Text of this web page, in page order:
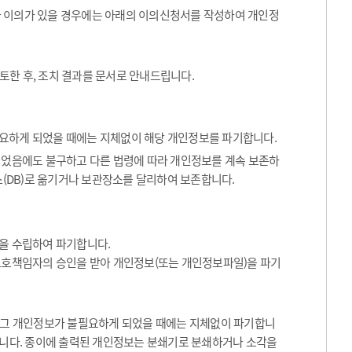
의가 있을 경우에는 아래의 이의신청서를 작성하여 개인정
한 후, 조치 결과를 문서로 안내드립니다.
게 되었을 때에는 지체없이 해당 개인정보를 파기합니다.
에도 불구하고 다른 법령에 따라 개인정보를 계속 보존하
로 옮기거나 보관장소를 달리하여 보존합니다.
수립하여 파기합니다.
책임자의 승인을 받아 개인정보(또는 개인정보파일)을 파기
개인정보가 불필요하게 되었을 때에는 지체없이 파기합니
. 종이에 출력된 개인정보는 분쇄기로 분쇄하거나 소각을